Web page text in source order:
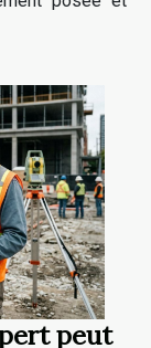
peut